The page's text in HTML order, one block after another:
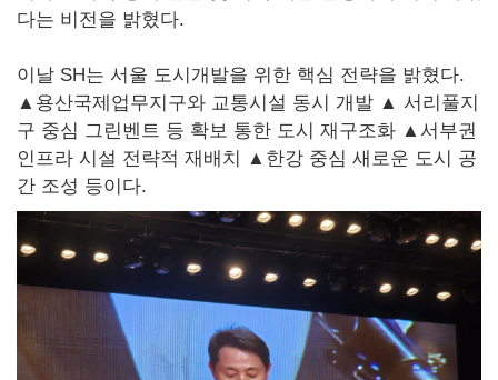
다는 비전을 밝혔다.
이날 SH는 서울 도시개발을 위한 핵심 전략을 밝혔다.
▲용산국제업무지구와 교통시설 동시 개발 ▲ 서리풀지
구 중심 그린벤트 등 확보 통한 도시 재구조화 ▲서부권
인프라 시설 전략적 재배치 ▲한강 중심 새로운 도시 공
간 조성 등이다.